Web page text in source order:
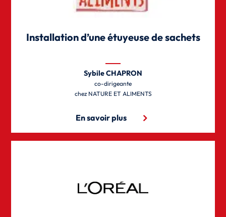
Installation d’une étuyeuse de sachets
Sybile CHAPRON
co-dirigeante
NATURE ET ALIMENTS
En savoir plus